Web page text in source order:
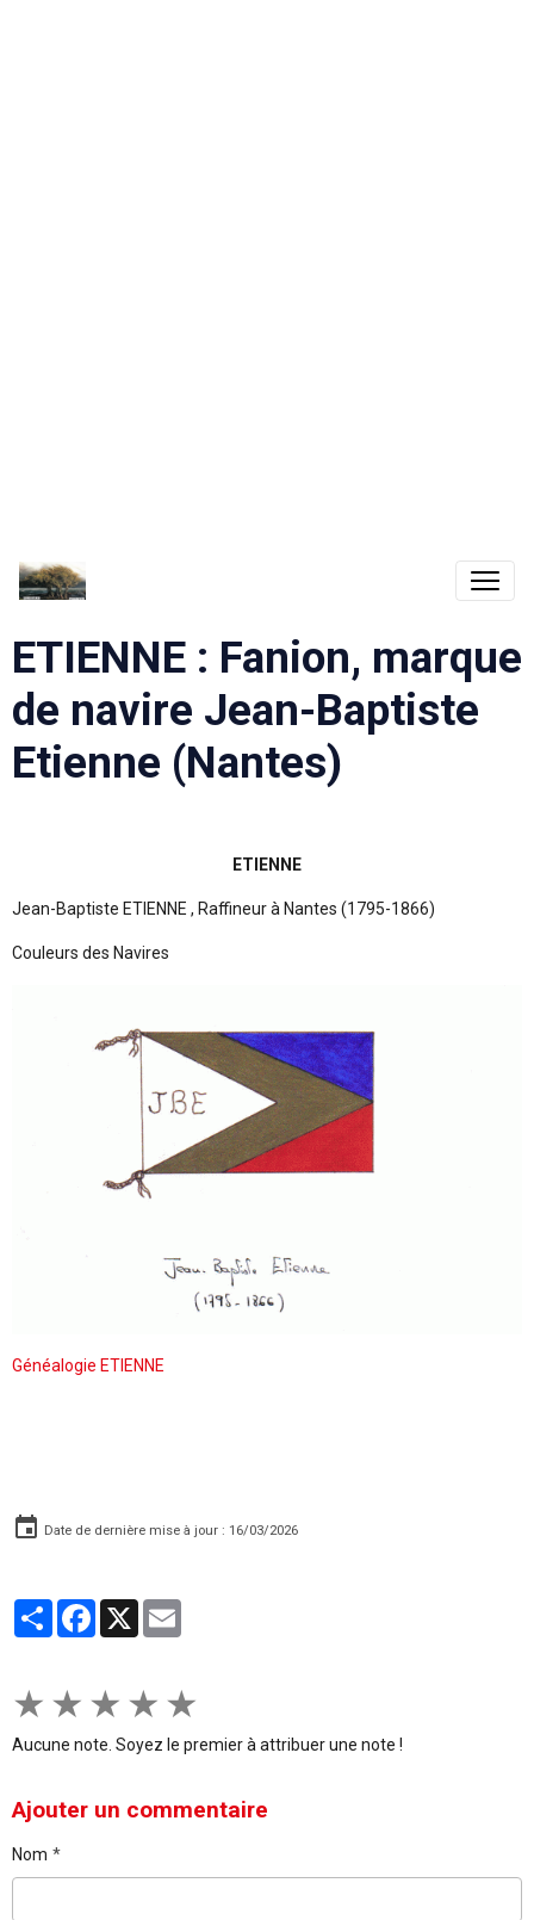
ETIENNE : Fanion, marque
de navire Jean-Baptiste
Etienne (Nantes)
ETIENNE
Jean-Baptiste ETIENNE , Raffineur à Nantes (1795-1866)
Couleurs des Navires
Généalogie ETIENNE
Date de dernière mise à jour : 16/03/2026
PartagerFacebook
X
★ ★ ★ ★ ★
Aucune note. Soyez le premier à attribuer une note !
Ajouter un commentaire
Nom